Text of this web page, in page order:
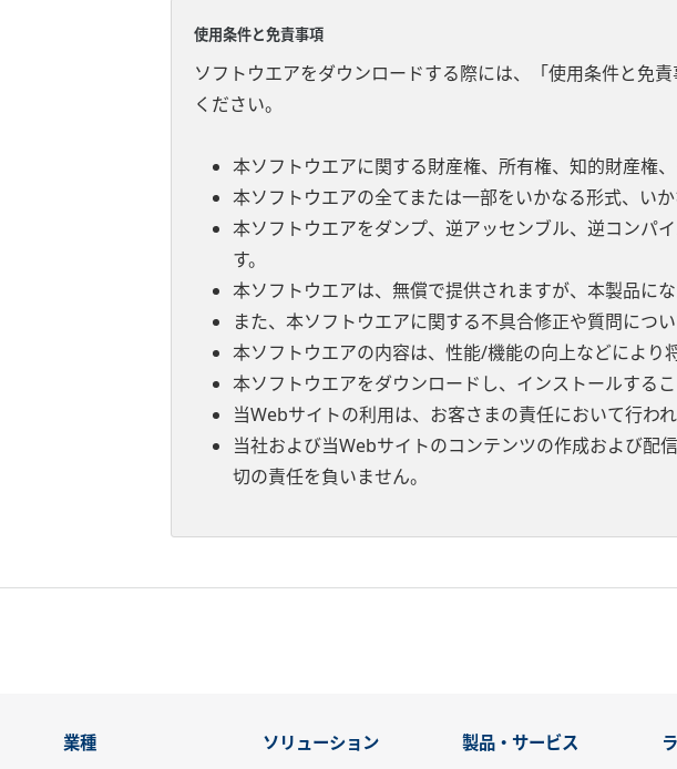
使用条件と免責事項
ソフトウエアをダウンロードする際には、「使用条件と免
ください。
本ソフトウエアに関する財産権、所有権、知的財産権
本ソフトウエアの全てまたは一部をいかなる形式、い
本ソフトウエアをダンプ、逆アッセンブル、逆コンパ
す。
本ソフトウエアは、無償で提供されますが、本製品に
また、本ソフトウエアに関する不具合修正や質問につ
本ソフトウエアの内容は、性能/機能の向上などにより
本ソフトウエアをダウンロードし、インストールする
当Webサイトの利用は、お客さまの責任において行われ
当社および当Webサイトのコンテンツの作成および配
切の責任を負いません。
業種 ソリューション 製品・サービス